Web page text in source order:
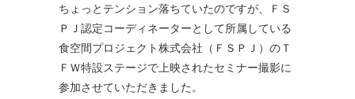
ちょっとテンション落ちていたのですが、ＦＳ
ＰＪ認定コーディネーターとして所属している
食空間プロジェクト株式会社（ＦＳＰＪ）のＴ
ＦＷ特設ステージで上映されたセミナー撮影に
参加させていただきました。